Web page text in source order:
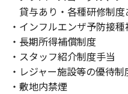
貸与あり・各種研修制度
・インフルエンザ予防接種
・長期所得補償制度
・スタッフ紹介制度手当
・レジャー施設等の優待
・敷地内禁煙